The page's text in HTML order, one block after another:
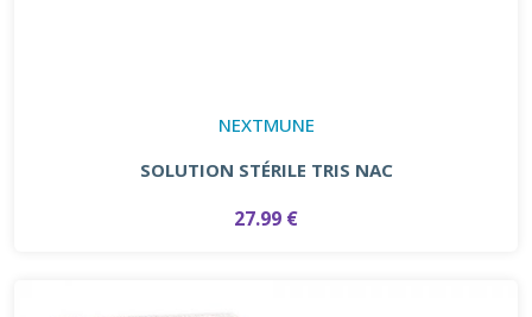
NEXTMUNE
SOLUTION STÉRILE TRIS NAC
27.99 €